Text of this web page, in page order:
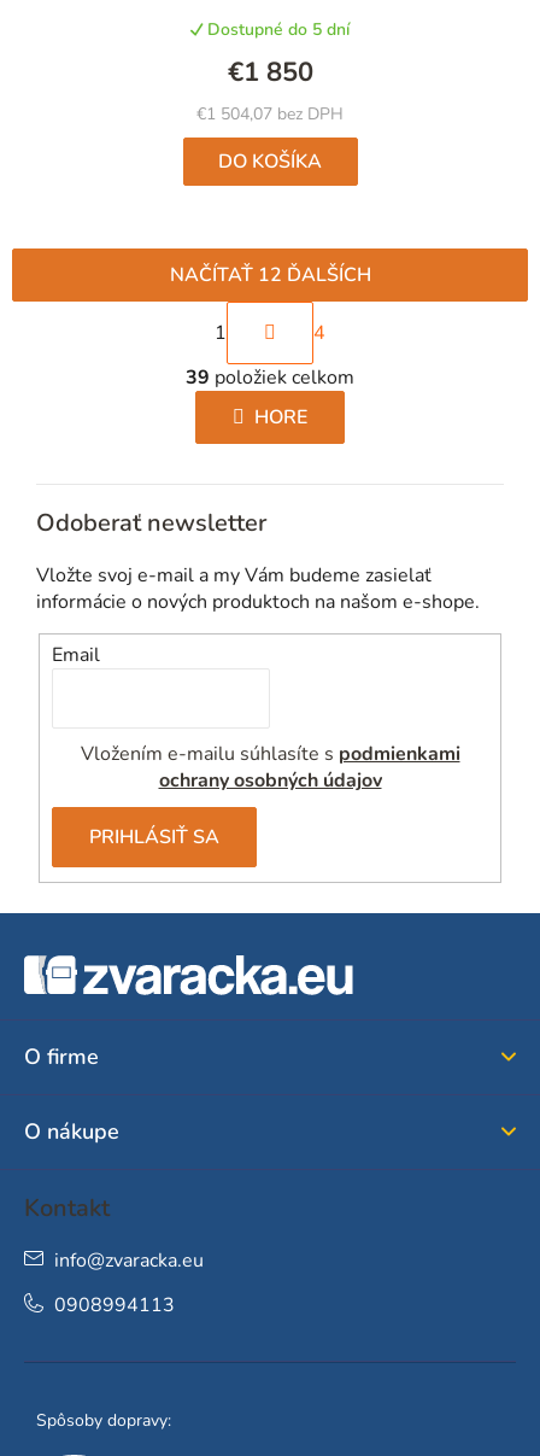
Dostupné do 5 dní
€1 504,07 bez DPH
€1 850
DO KOŠÍKA
O
v
l
á
e
p
v
y
v
ý
s
u
NAČÍTAŤ 12 ĎALŠÍCH
S
t
r
á
n
o
n
i
e
1
4
39 položiek celkom
HORE
Odoberať newsletter
Vložte svoj e-mail a my Vám budeme zasielať
informácie o nových produktoch na našom e-shope.
Email
Vložením e-mailu súhlasíte s podmienkami
ochrany osobných údajov
PRIHLÁSIŤ SA
O firme
O nákupe
Kontakt
info@zvaracka.eu
0908994113
Spôsoby dopravy: